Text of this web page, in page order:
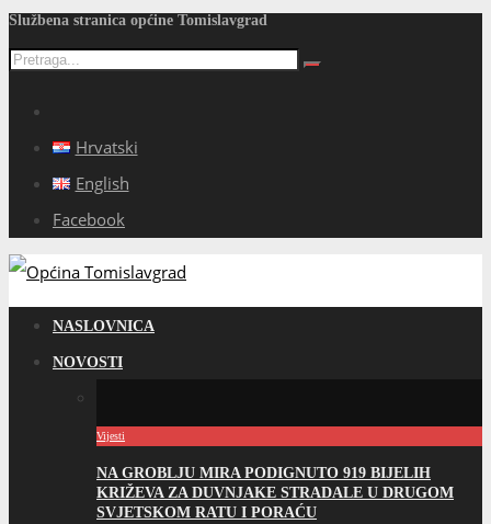
Službena stranica općine Tomislavgrad
Hrvatski
English
Facebook
NASLOVNICA
NOVOSTI
Vijesti
NA GROBLJU MIRA PODIGNUTO 919 BIJELIH
KRIŽEVA ZA DUVNJAKE STRADALE U DRUGOM
SVJETSKOM RATU I PORAĆU